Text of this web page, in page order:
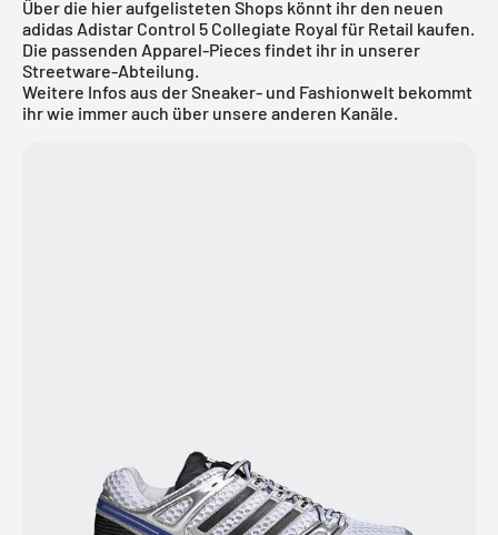
Über die hier aufgelisteten Shops könnt ihr den neuen
adidas Adistar Control 5 Collegiate Royal für Retail kaufen.
Die passenden Apparel-Pieces findet ihr in unserer
Streetware-Abteilung.
Weitere Infos aus der Sneaker- und Fashionwelt bekommt
ihr wie immer auch über unsere anderen Kanäle.